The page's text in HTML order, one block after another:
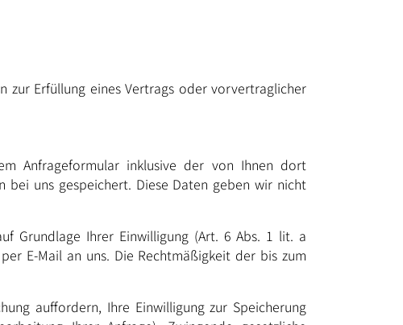
zur Erfüllung eines Vertrags oder vorvertraglicher
Anfrageformular inklusive der von Ihnen dort
bei uns gespeichert. Diese Daten geben wir nicht
Grundlage Ihrer Einwilligung (Art. 6 Abs. 1 lit. a
E-Mail an uns. Die Rechtmäßigkeit der bis zum
auffordern, Ihre Einwilligung zur Speicherung